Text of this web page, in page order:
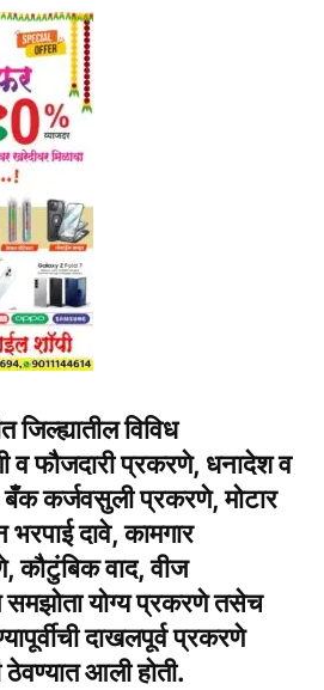
जिल्ह्यातील विविध
व फौजदारी प्रकरणे, धनादेश व
कर्जवसुली प्रकरणे, मोटार
दावे, कामगार
कौटुंबिक वाद, वीज
समझोता योग्य प्रकरणे तसेच
दाखलपूर्व प्रकरणे
आली होती.